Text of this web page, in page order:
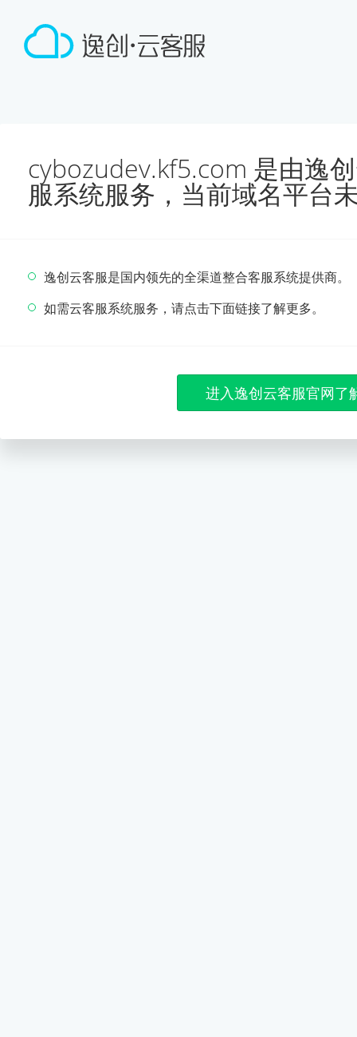
cybozudev.kf5.com 是由逸
服系统服务，当前域名平台
逸创云客服是国内领先的全渠道整合客服系统提供商。
如需云客服系统服务，请点击下面链接了解更多。
进入逸创云客服官网了